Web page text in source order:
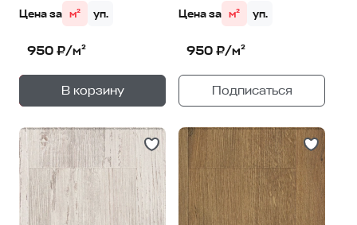
Цена за м² уп.
950 ₽/м²
В корзину
— 1уп.
Цена за м² уп.
950 ₽/м²
Подписаться